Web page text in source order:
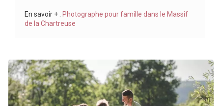
En savoir + : Photographe pour famille dans le Massif
de la Chartreuse